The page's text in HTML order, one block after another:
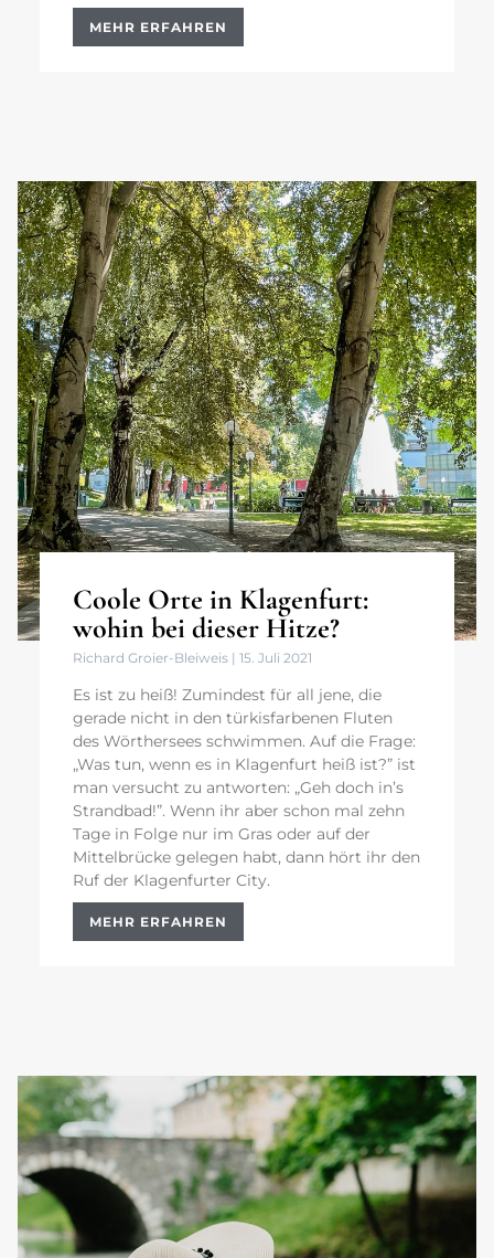
MEHR ERFAHREN
Coole Orte in Klagenfurt:
wohin bei dieser Hitze?
Richard Groier-Bleiweis 15. Juli 2021
Es ist zu heiß! Zumindest für all jene, die
gerade nicht in den türkisfarbenen Fluten
des Wörthersees schwimmen. Auf die Frage:
„Was tun, wenn es in Klagenfurt heiß ist?” ist
man versucht zu antworten: „Geh doch in’s
Strandbad!”. Wenn ihr aber schon mal zehn
Tage in Folge nur im Gras oder auf der
Mittelbrücke gelegen habt, dann hört ihr den
Ruf der Klagenfurter City.
MEHR ERFAHREN